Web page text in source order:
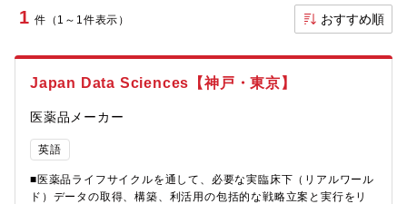
1 件（1～1件表示） おすすめ順
Japan Data Sciences【神戸・東京】
医薬品メーカー
英語
■医薬品ライフサイクルを通して、必要な実臨床下（リアルワール
ド）データの取得、構築、利活用の包括的な戦略立案と実行をリ